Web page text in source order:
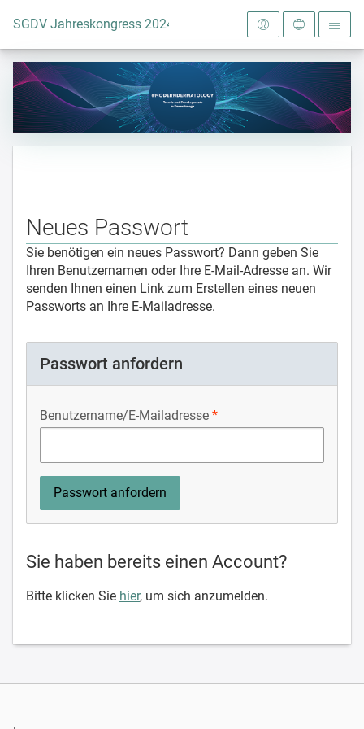
Zur Startseite
SGDV Jahreskongress 2024
Neues Passwort
Sie benötigen ein neues Passwort? Dann geben Sie
Ihren Benutzernamen oder Ihre E-Mail-Adresse an. Wir
senden Ihnen einen Link zum Erstellen eines neuen
Passworts an Ihre E-Mailadresse.
Passwort anfordern
Benutzername/E-Mailadresse
Sie haben bereits einen Account?
Bitte klicken Sie hier, um sich anzumelden.